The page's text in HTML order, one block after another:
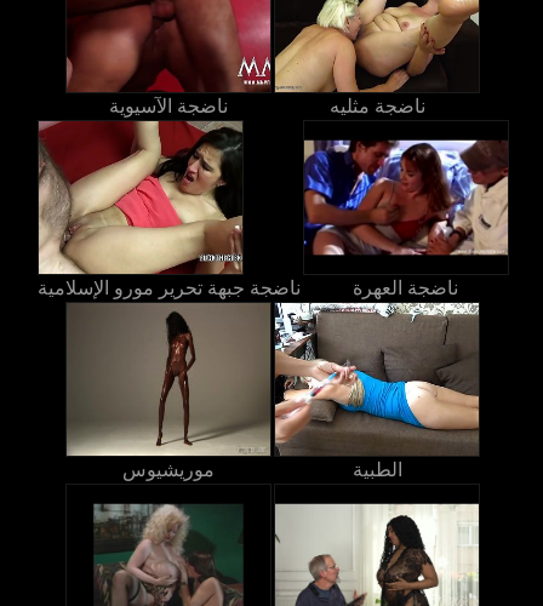
ناضجة الآسيوية ناضجة مثليه
ناضجة جبهة تحرير مورو الإسلامية ناضجة العهرة
موريشيوس الطبية